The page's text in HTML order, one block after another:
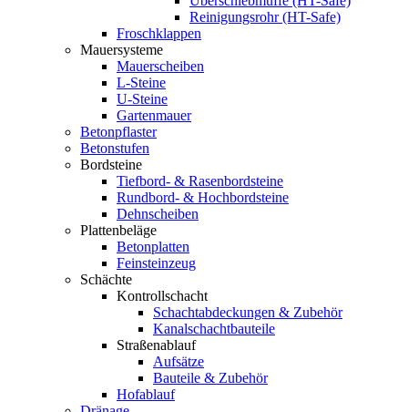
Reinigungsrohr (HT-Safe)
Froschklappen
Mauersysteme
Mauerscheiben
L-Steine
U-Steine
Gartenmauer
Betonpflaster
Betonstufen
Bordsteine
Tiefbord- & Rasenbordsteine
Rundbord- & Hochbordsteine
Dehnscheiben
Plattenbeläge
Betonplatten
Feinsteinzeug
Schächte
Kontrollschacht
Schachtabdeckungen & Zubehör
Kanalschachtbauteile
Straßenablauf
Aufsätze
Bauteile & Zubehör
Hofablauf